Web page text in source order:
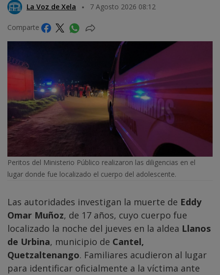
La Voz de Xela 7 Agosto 2026 08:12
Comparte
Peritos del Ministerio Público realizaron las diligencias en el
lugar donde fue localizado el cuerpo del adolescente.
Las autoridades investigan la muerte de Eddy
Omar Muñoz, de 17 años, cuyo cuerpo fue
localizado la noche del jueves en la aldea Llanos
de Urbina, municipio de Cantel,
Quetzaltenango. Familiares acudieron al lugar
para identificar oficialmente a la víctima ante